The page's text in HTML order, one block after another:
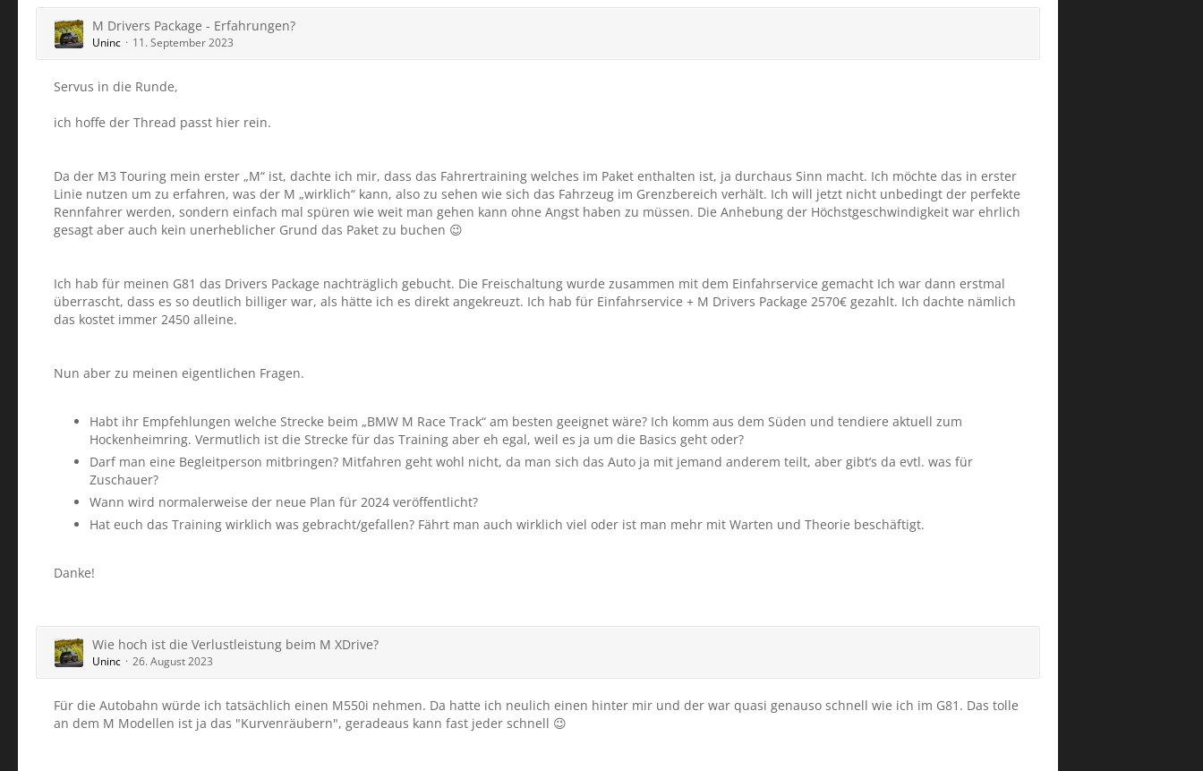
M Drivers Package - Erfahrungen?
Uninc 11. September 2023
Servus in die Runde,
ich hoffe der Thread passt hier rein.
Da der M3 Touring mein erster „M“ ist, dachte ich mir, dass das Fahrertraining welches im Paket enthalten ist, ja durchaus Sinn macht. Ich möchte das in erster
Linie nutzen um zu erfahren, was der M „wirklich“ kann, also zu sehen wie sich das Fahrzeug im Grenzbereich verhält. Ich will jetzt nicht unbedingt der perfekte
Rennfahrer werden, sondern einfach mal spüren wie weit man gehen kann ohne Angst haben zu müssen. Die Anhebung der Höchstgeschwindigkeit war ehrlich
gesagt aber auch kein unerheblicher Grund das Paket zu buchen 😉
Ich hab für meinen G81 das Drivers Package nachträglich gebucht. Die Freischaltung wurde zusammen mit dem Einfahrservice gemacht Ich war dann erstmal
überrascht, dass es so deutlich billiger war, als hätte ich es direkt angekreuzt. Ich hab für Einfahrservice + M Drivers Package 2570€ gezahlt. Ich dachte nämlich
das kostet immer 2450 alleine.
Nun aber zu meinen eigentlichen Fragen.
Habt ihr Empfehlungen welche Strecke beim „BMW M Race Track“ am besten geeignet wäre? Ich komm aus dem Süden und tendiere aktuell zum
Hockenheimring. Vermutlich ist die Strecke für das Training aber eh egal, weil es ja um die Basics geht oder?
Darf man eine Begleitperson mitbringen? Mitfahren geht wohl nicht, da man sich das Auto ja mit jemand anderem teilt, aber gibt’s da evtl. was für
Zuschauer?
Wann wird normalerweise der neue Plan für 2024 veröffentlicht?
Hat euch das Training wirklich was gebracht/gefallen? Fährt man auch wirklich viel oder ist man mehr mit Warten und Theorie beschäftigt.
Danke!
Wie hoch ist die Verlustleistung beim M XDrive?
Uninc 26. August 2023
Für die Autobahn würde ich tatsächlich einen M550i nehmen. Da hatte ich neulich einen hinter mir und der war quasi genauso schnell wie ich im G81. Das tolle
an dem M Modellen ist ja das "Kurvenräubern", geradeaus kann fast jeder schnell 😉